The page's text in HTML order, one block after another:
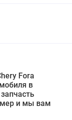
Fora
в
и мы вам